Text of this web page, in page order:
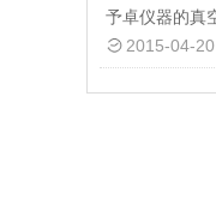
2015-04-20